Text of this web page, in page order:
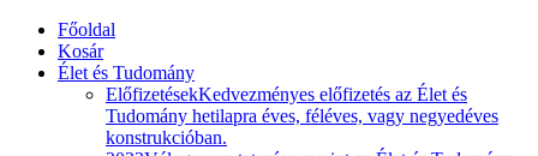
Főoldal
Kosár
Élet és Tudomány
ElőfizetésekKedvezményes előfizetés az Élet és
Tudomány hetilapra éves, féléves, vagy negyedéves
konstrukcióban.